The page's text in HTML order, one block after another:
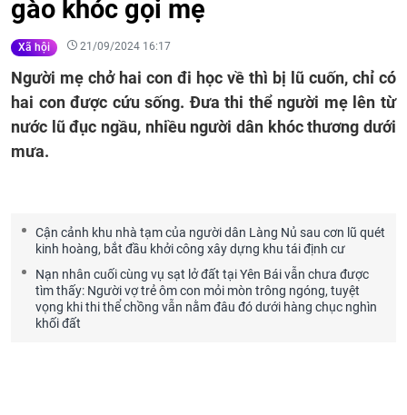
gào khóc gọi mẹ
Xã hội 21/09/2024 16:17
Người mẹ chở hai con đi học về thì bị lũ cuốn, chỉ có
hai con được cứu sống. Đưa thi thể người mẹ lên từ
nước lũ đục ngầu, nhiều người dân khóc thương dưới
mưa.
Cận cảnh khu nhà tạm của người dân Làng Nủ sau cơn lũ quét
kinh hoàng, bắt đầu khởi công xây dựng khu tái định cư
Nạn nhân cuối cùng vụ sạt lở đất tại Yên Bái vẫn chưa được
tìm thấy: Người vợ trẻ ôm con mỏi mòn trông ngóng, tuyệt
vọng khi thi thể chồng vẫn nằm đâu đó dưới hàng chục nghìn
khối đất